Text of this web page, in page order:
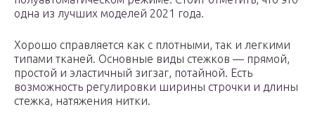
одна из лучших моделей 2021 года.
Хорошо справляется как с плотными, так и легкими
типами тканей. Основные виды стежков — прямой,
простой и эластичный зигзаг, потайной. Есть
возможность регулировки ширины строчки и длины
стежка, натяжения нитки.